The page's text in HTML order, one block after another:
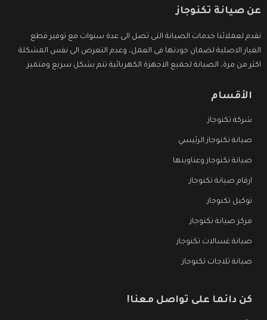
عن صيانة تكنوجاز
نقدم لعملائنا خدمات الصيانة التى تصل الى عدة سنوات مع توفير قطع
الغيار الاصلية لضمان جودتها فى العمل، وعدم التعرض الى نفس المشكلة
اكثر من مرة، الصيانة لجميع الاجهزة الكهربائية تتم بشكل سريع ومتميز.
الأقسام
شركة تكنوجاز
صيانة تكنوجاز الرئيسي
صيانة تكنوجاز وعناوينها
ارقام صيانة تكنوجاز
توكيل تكنوجاز
مركز صيانة تكنوجاز
صيانة غسالات تكنوجاز
صيانة ثلاجات تكنوجاز
كن دائما على تواصل معنا!